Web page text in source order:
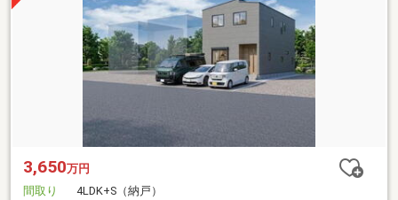
3,650万円
間取り
4LDK+S（納戸）